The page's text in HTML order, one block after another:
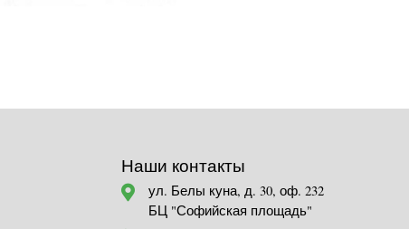
Наши контакты
ул. Белы куна, д. 30, оф. 232
БЦ "Софийская площадь"